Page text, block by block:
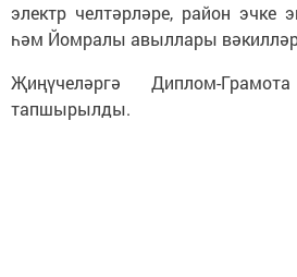
электр челтәрләре, район эчке
һәм Йомралы авыллары
Җиңүчеләргә Диплом-
тапшырылды.